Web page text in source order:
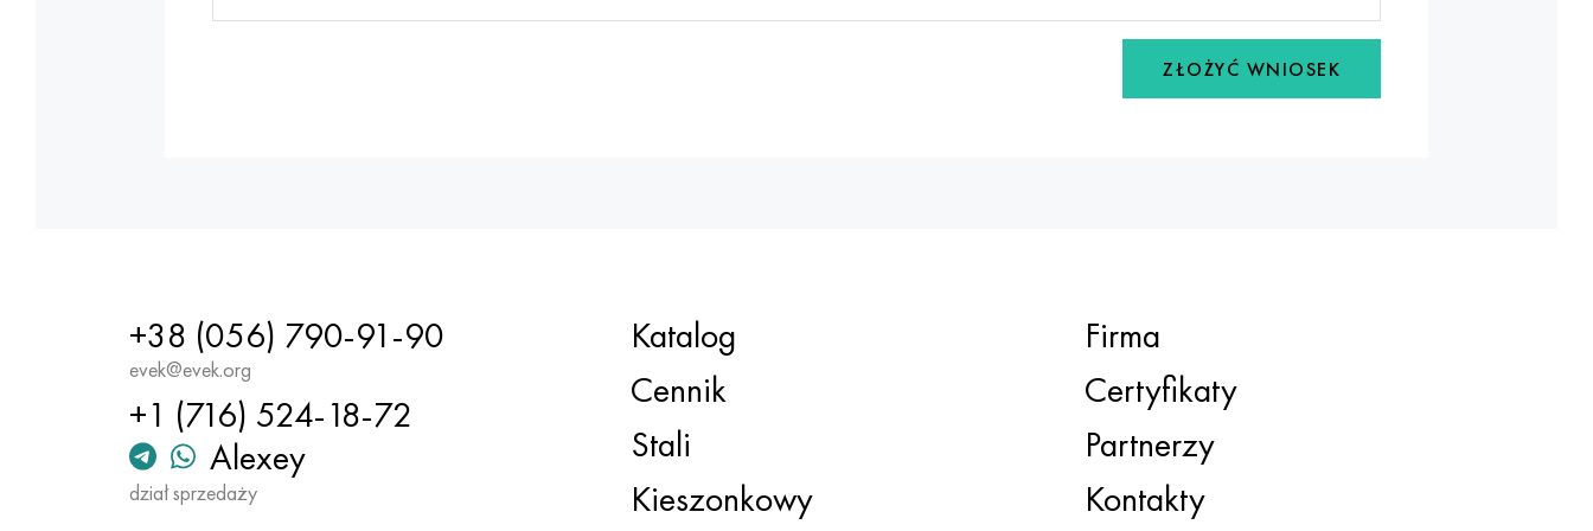
ZŁOŻYĆ WNIOSEK
+38 (056) 790-91-90
evek@evek.org
+1 (716) 524-18-72
Alexey
dział sprzedaży
Katalog
Cennik
Stali
Kieszonkowy
Firma
Certyfikaty
Partnerzy
Kontakty